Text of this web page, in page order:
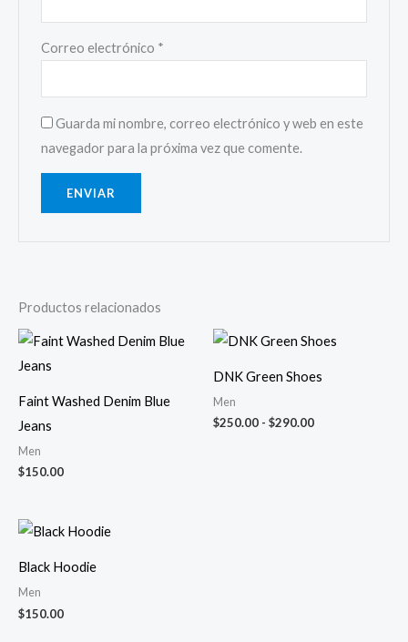
Correo electrónico *
Guarda mi nombre, correo electrónico y web en este
navegador para la próxima vez que comente.
Productos relacionados
Faint Washed Denim Blue
Jeans
Men
$150.00
DNK Green Shoes
Men
$250.00 - $290.00
Rango
de
desde
$290.00
Black Hoodie
Men
$150.00